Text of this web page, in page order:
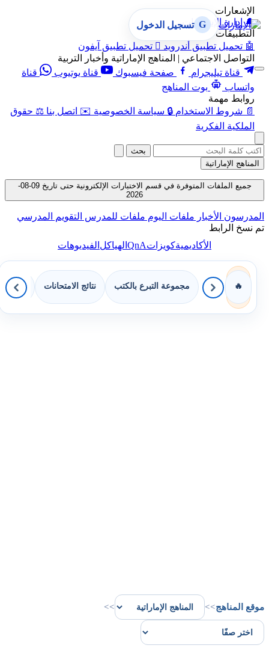
الإشعارات
🔔 إدارة الإشعارات
التطبيقات
🤖 تحميل تطبيق أندرويد  تحميل تطبيق آيفون
التواصل الاجتماعي | المناهج الإماراتية وأخبار التربية
قناة تيليجرام
صفحة فيسبوك قناة يوتيوب
قناة
واتساب
بوت المناهج
روابط مهمة
📄 شروط الاستخدام 🔒 سياسة الخصوصية ✉️ اتصل بنا ⚖️ حقوق
الملكية الفكرية
G تسجيل الدخول
بحث
المناهج الإماراتية
جميع الملفات المتوفرة في قسم الاختبارات الإلكترونية حتى تاريخ 09-08-
2026
المدرسون الأخبار ملفات اليوم ملفات للمدرس التقويم المدرسي
تم نسخ الرابط
الأكاديميةكويزاتQnAالهياكل الفيديوهات
🔥 مجموعة التبرع بالكتب نتائج الامتحانات
موقع المناهج>>
>>